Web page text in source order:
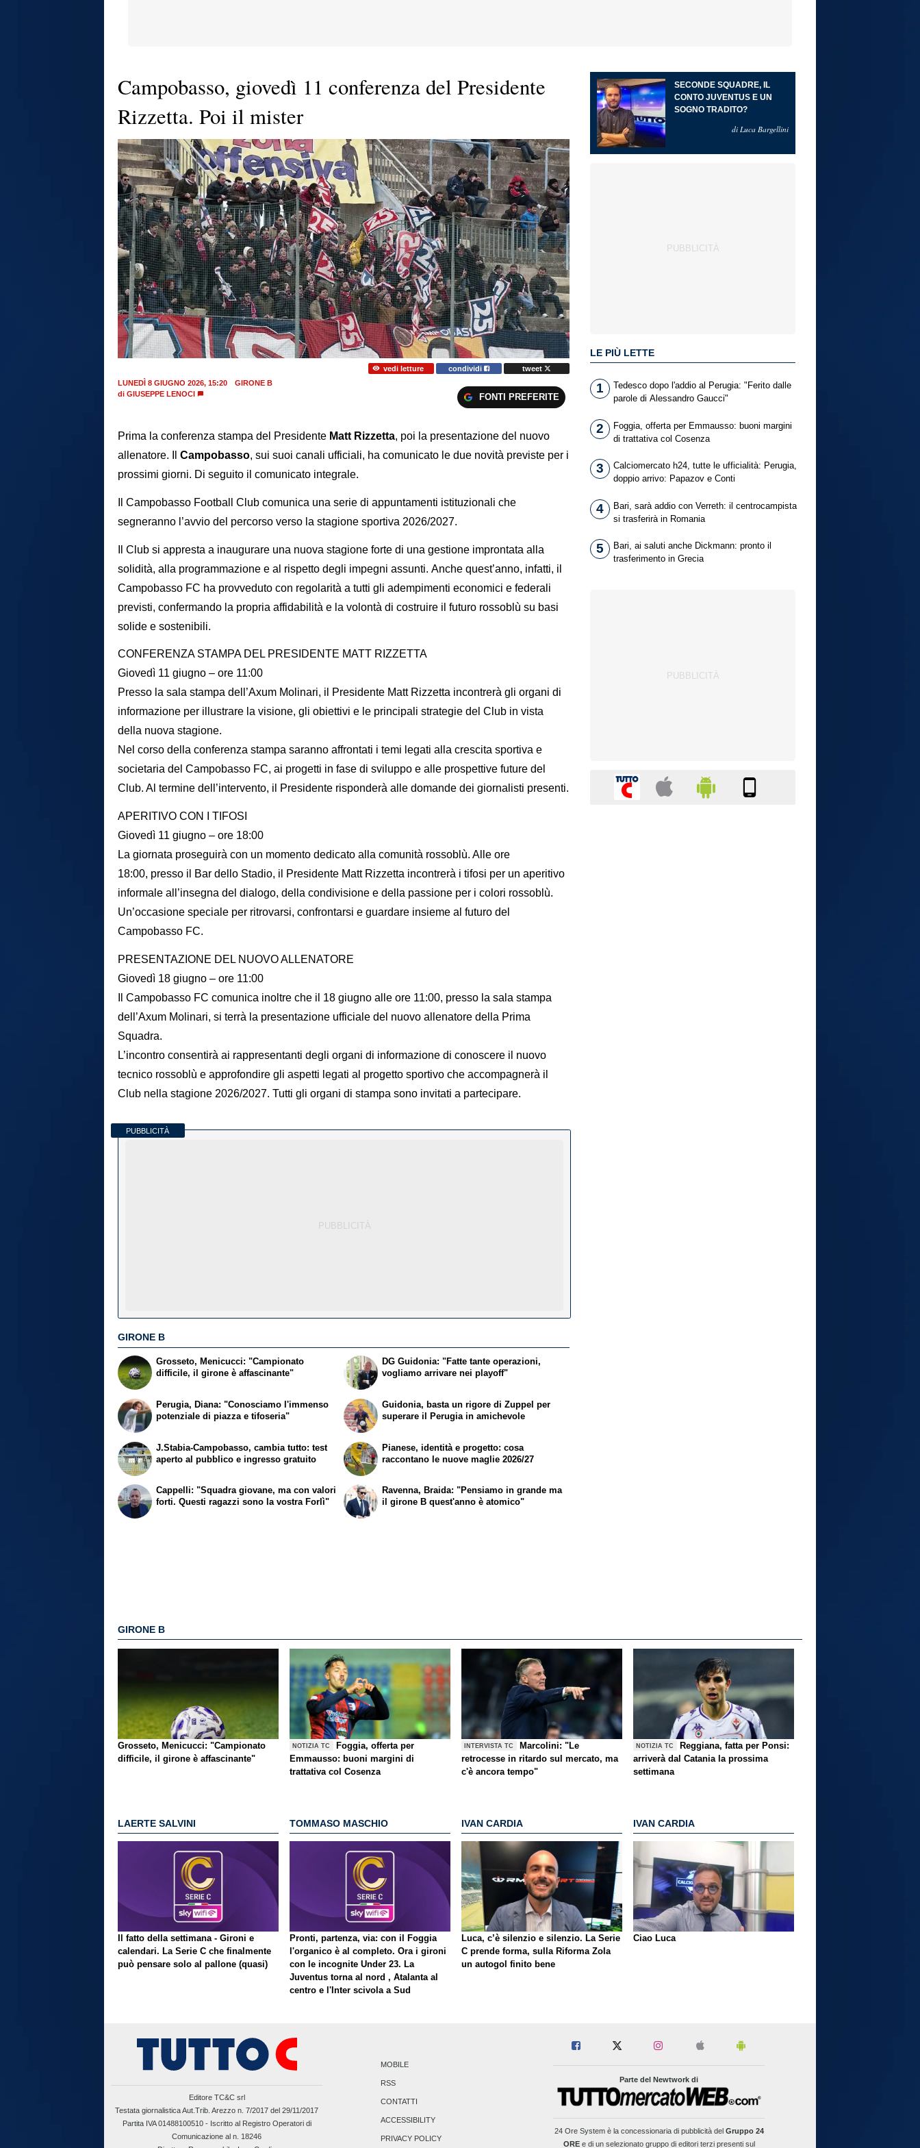
Campobasso, giovedì 11 conferenza del Presidente
Rizzetta. Poi il mister
vedi letture condividi
tweet
LUNEDÌ 8 GIUGNO 2026, 15:20
GIRONE B
di GIUSEPPE LENOCI FONTI PREFERITE
Prima la conferenza stampa del Presidente Matt Rizzetta, poi la presentazione del nuovo
allenatore. Il Campobasso, sui suoi canali ufficiali, ha comunicato le due novità previste per i
prossimi giorni. Di seguito il comunicato integrale.
Il Campobasso Football Club comunica una serie di appuntamenti istituzionali che
segneranno l’avvio del percorso verso la stagione sportiva 2026/2027.
Il Club si appresta a inaugurare una nuova stagione forte di una gestione improntata alla
solidità, alla programmazione e al rispetto degli impegni assunti. Anche quest’anno, infatti, il
Campobasso FC ha provveduto con regolarità a tutti gli adempimenti economici e federali
previsti, confermando la propria affidabilità e la volontà di costruire il futuro rossoblù su basi
solide e sostenibili.
CONFERENZA STAMPA DEL PRESIDENTE MATT RIZZETTA
Giovedì 11 giugno – ore 11:00
Presso la sala stampa dell’Axum Molinari, il Presidente Matt Rizzetta incontrerà gli organi di
informazione per illustrare la visione, gli obiettivi e le principali strategie del Club in vista
della nuova stagione.
Nel corso della conferenza stampa saranno affrontati i temi legati alla crescita sportiva e
societaria del Campobasso FC, ai progetti in fase di sviluppo e alle prospettive future del
Club. Al termine dell’intervento, il Presidente risponderà alle domande dei giornalisti presenti.
APERITIVO CON I TIFOSI
Giovedì 11 giugno – ore 18:00
La giornata proseguirà con un momento dedicato alla comunità rossoblù. Alle ore
18:00, presso il Bar dello Stadio, il Presidente Matt Rizzetta incontrerà i tifosi per un aperitivo
informale all’insegna del dialogo, della condivisione e della passione per i colori rossoblù.
Un’occasione speciale per ritrovarsi, confrontarsi e guardare insieme al futuro del
Campobasso FC.
PRESENTAZIONE DEL NUOVO ALLENATORE
Giovedì 18 giugno – ore 11:00
Il Campobasso FC comunica inoltre che il 18 giugno alle ore 11:00, presso la sala stampa
dell’Axum Molinari, si terrà la presentazione ufficiale del nuovo allenatore della Prima
Squadra.
L’incontro consentirà ai rappresentanti degli organi di informazione di conoscere il nuovo
tecnico rossoblù e approfondire gli aspetti legati al progetto sportivo che accompagnerà il
Club nella stagione 2026/2027. Tutti gli organi di stampa sono invitati a partecipare.
PUBBLICITÀ
GIRONE B
Grosseto, Menicucci: "Campionato
difficile, il girone è affascinante"
Perugia, Diana: "Conosciamo l'immenso
potenziale di piazza e tifoseria"
DG Guidonia: "Fatte tante operazioni,
vogliamo arrivare nei playoff"
Guidonia, basta un rigore di Zuppel per
superare il Perugia in amichevole
J.Stabia-Campobasso, cambia tutto: test
aperto al pubblico e ingresso gratuito
Cappelli: "Squadra giovane, ma con valori
forti. Questi ragazzi sono la vostra Forlì"
Pianese, identità e progetto: cosa
raccontano le nuove maglie 2026/27
Ravenna, Braida: "Pensiamo in grande ma
il girone B quest'anno è atomico"
SECONDE SQUADRE, IL
CONTO JUVENTUS E UN
SOGNO TRADITO?
di Luca Bargellini
LE PIÙ LETTE
1
Tedesco dopo l'addio al Perugia: "Ferito dalle
parole di Alessandro Gaucci"
2
Foggia, offerta per Emmausso: buoni margini
di trattativa col Cosenza
3
Calciomercato h24, tutte le ufficialità: Perugia,
doppio arrivo: Papazov e Conti
4
Bari, sarà addio con Verreth: il centrocampista
si trasferirà in Romania
5
Bari, ai saluti anche Dickmann: pronto il
trasferimento in Grecia
GIRONE B
Grosseto, Menicucci: "Campionato
difficile, il girone è affascinante"
NOTIZIA TC
Foggia, offerta per
Emmausso: buoni margini di
trattativa col Cosenza
INTERVISTA TC
Marcolini: "Le
retrocesse in ritardo sul mercato, ma
c'è ancora tempo"
NOTIZIA TC
Reggiana, fatta per Ponsi:
arriverà dal Catania la prossima
settimana
LAERTE SALVINI
Il fatto della settimana - Gironi e
calendari. La Serie C che finalmente
può pensare solo al pallone (quasi)
TOMMASO MASCHIO
Pronti, partenza, via: con il Foggia
l'organico è al completo. Ora i gironi
con le incognite Under 23. La
Juventus torna al nord , Atalanta al
centro e l'Inter scivola a Sud
IVAN CARDIA
Luca, c’è silenzio e silenzio. La Serie
C prende forma, sulla Riforma Zola
un autogol finito bene
IVAN CARDIA
Ciao Luca
Editore TC&C srl
Testata giornalistica Aut.Trib. Arezzo n. 7/2017 del 29/11/2017
Partita IVA 01488100510 - Iscritto al Registro Operatori di
Comunicazione al n. 18246
MOBILE
RSS
CONTATTI
ACCESSIBILITY
PRIVACY POLICY
Parte del Newtwork di
24 Ore Systemè la concessionaria di pubblicità del Gruppo 24
OREe di un selezionato gruppo di editori terzi presenti sul